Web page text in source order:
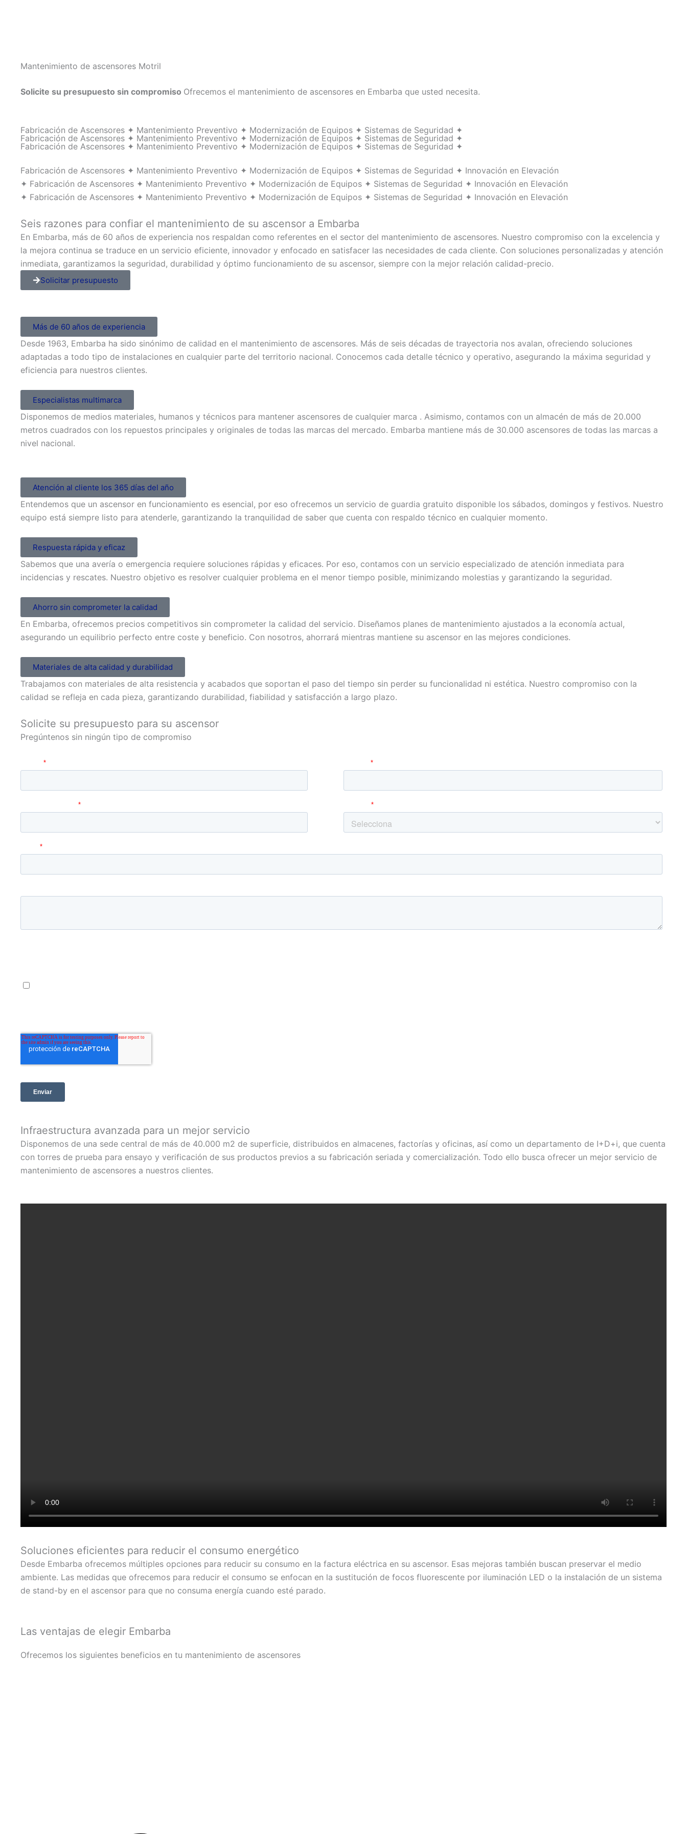
Mantenimiento de ascensores Motril
Solicite su presupuesto sin compromiso Ofrecemos el mantenimiento de ascensores en Embarba que usted necesita.
Fabricación de Ascensores ✦ Mantenimiento Preventivo ✦ Modernización de Equipos ✦ Sistemas de Seguridad ✦
Fabricación de Ascensores ✦ Mantenimiento Preventivo ✦ Modernización de Equipos ✦ Sistemas de Seguridad ✦
Fabricación de Ascensores ✦ Mantenimiento Preventivo ✦ Modernización de Equipos ✦ Sistemas de Seguridad ✦
Fabricación de Ascensores ✦ Mantenimiento Preventivo ✦ Modernización de Equipos ✦ Sistemas de Seguridad ✦ Innovación en Elevación
✦ Fabricación de Ascensores ✦ Mantenimiento Preventivo ✦ Modernización de Equipos ✦ Sistemas de Seguridad ✦ Innovación en Elevación
✦ Fabricación de Ascensores ✦ Mantenimiento Preventivo ✦ Modernización de Equipos ✦ Sistemas de Seguridad ✦ Innovación en Elevación
Seis razones para confiar el mantenimiento de su ascensor a Embarba
En Embarba, más de 60 años de experiencia nos respaldan como referentes en el sector del mantenimiento de ascensores. Nuestro compromiso con la excelencia y
la mejora continua se traduce en un servicio eficiente, innovador y enfocado en satisfacer las necesidades de cada cliente. Con soluciones personalizadas y atención
inmediata, garantizamos la seguridad, durabilidad y óptimo funcionamiento de su ascensor, siempre con la mejor relación calidad-precio.
Solicitar presupuesto
Más de 60 años de experiencia
Desde 1963, Embarba ha sido sinónimo de calidad en el mantenimiento de ascensores. Más de seis décadas de trayectoria nos avalan, ofreciendo soluciones
adaptadas a todo tipo de instalaciones en cualquier parte del territorio nacional. Conocemos cada detalle técnico y operativo, asegurando la máxima seguridad y
eficiencia para nuestros clientes.
Especialistas multimarca
Disponemos de medios materiales, humanos y técnicos para mantener ascensores de cualquier marca . Asimismo, contamos con un almacén de más de 20.000
metros cuadrados con los repuestos principales y originales de todas las marcas del mercado. Embarba mantiene más de 30.000 ascensores de todas las marcas a
nivel nacional.
Atención al cliente los 365 días del año
Entendemos que un ascensor en funcionamiento es esencial, por eso ofrecemos un servicio de guardia gratuito disponible los sábados, domingos y festivos. Nuestro
equipo está siempre listo para atenderle, garantizando la tranquilidad de saber que cuenta con respaldo técnico en cualquier momento.
Respuesta rápida y eficaz
Sabemos que una avería o emergencia requiere soluciones rápidas y eficaces. Por eso, contamos con un servicio especializado de atención inmediata para
incidencias y rescates. Nuestro objetivo es resolver cualquier problema en el menor tiempo posible, minimizando molestias y garantizando la seguridad.
Ahorro sin comprometer la calidad
En Embarba, ofrecemos precios competitivos sin comprometer la calidad del servicio. Diseñamos planes de mantenimiento ajustados a la economía actual,
asegurando un equilibrio perfecto entre coste y beneficio. Con nosotros, ahorrará mientras mantiene su ascensor en las mejores condiciones.
Materiales de alta calidad y durabilidad
Trabajamos con materiales de alta resistencia y acabados que soportan el paso del tiempo sin perder su funcionalidad ni estética. Nuestro compromiso con la
calidad se refleja en cada pieza, garantizando durabilidad, fiabilidad y satisfacción a largo plazo.
Solicite su presupuesto para su ascensor
Pregúntenos sin ningún tipo de compromiso
Infraestructura avanzada para un mejor servicio
Disponemos de una sede central de más de 40.000 m2 de superficie, distribuidos en almacenes, factorías y oficinas, así como un departamento de I+D+i, que cuenta
con torres de prueba para ensayo y verificación de sus productos previos a su fabricación seriada y comercialización. Todo ello busca ofrecer un mejor servicio de
mantenimiento de ascensores a nuestros clientes.
Soluciones eficientes para reducir el consumo energético
Desde Embarba ofrecemos múltiples opciones para reducir su consumo en la factura eléctrica en su ascensor. Esas mejoras también buscan preservar el medio
ambiente. Las medidas que ofrecemos para reducir el consumo se enfocan en la sustitución de focos fluorescente por iluminación LED o la instalación de un sistema
de stand-by en el ascensor para que no consuma energía cuando esté parado.
Las ventajas de elegir Embarba
Ofrecemos los siguientes beneficios en tu mantenimiento de ascensores